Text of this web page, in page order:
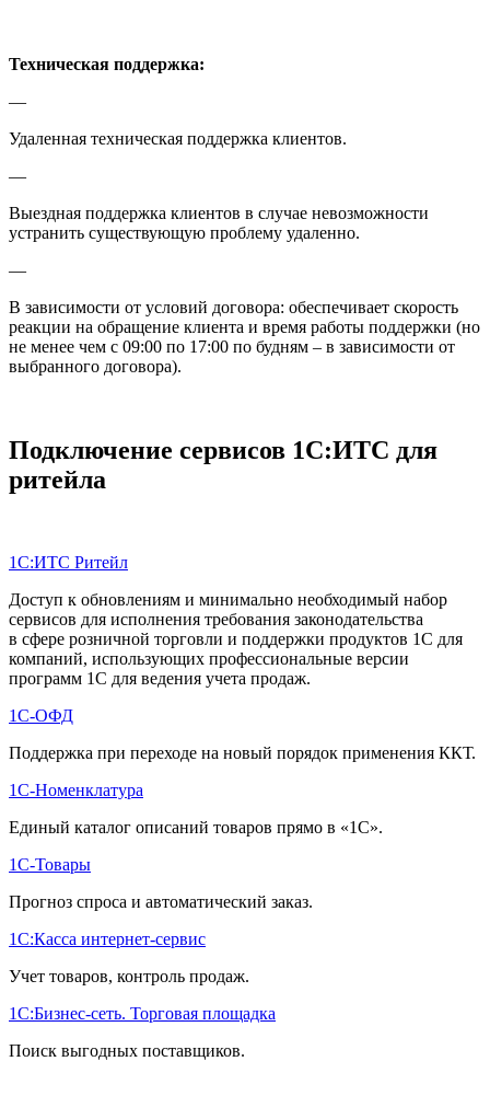
Техническая поддержка:
—
Удаленная техническая поддержка клиентов.
—
Выездная поддержка клиентов в случае невозможности
устранить существующую проблему удаленно.
—
В зависимости от условий договора: обеспечивает скорость
реакции на обращение клиента и время работы поддержки (но
не менее чем с 09:00 по 17:00 по будням – в зависимости от
выбранного договора).
Подключение сервисов 1С:ИТС для
ритейла
1С:ИТС Ритейл
Доступ к обновлениям и минимально необходимый набор
сервисов для исполнения требования законодательства
в сфере розничной торговли и поддержки продуктов 1С для
компаний, использующих профессиональные версии
программ 1С для ведения учета продаж.
1С-ОФД
Поддержка при переходе на новый порядок применения ККТ.
1С-Номенклатура
Единый каталог описаний товаров прямо в «1С».
1С-Товары
Прогноз спроса и автоматический заказ.
1С:Касса интернет-сервис
Учет товаров, контроль продаж.
1С:Бизнес-сеть. Торговая площадка
Поиск выгодных поставщиков.